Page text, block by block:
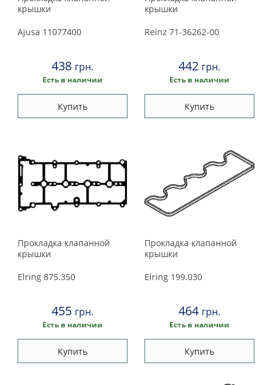
крышки
Ajusa 11077400
438 грн.
Есть в наличии
Купить
крышки
Reinz 71-36262-00
442 грн.
Есть в наличии
Купить
Прокладка клапанной
крышки
Elring 875.350
455 грн.
Есть в наличии
Купить
Прокладка клапанной
крышки
Elring 199.030
464 грн.
Есть в наличии
Купить